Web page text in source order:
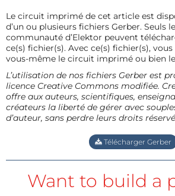
Le circuit imprimé de cet article est
d’un ou plusieurs fichiers Gerber. Seuls
communauté d’Elektor peuvent
ce(s) fichier(s). Avec ce(s) fichier(s),
vous-même le circuit imprimé ou bien
L’utilisation de nos fichiers Gerber est
licence Creative Commons modifiée.
offre aux auteurs, scientifiques,
créateurs la liberté de gérer avec
d’auteur, sans perdre leurs droits
Télécharger Gerber
Want to build a